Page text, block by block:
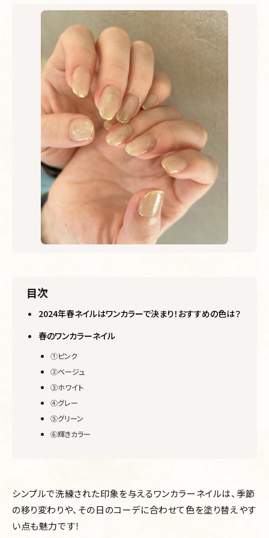
目次
2024年春ネイルはワンカラーで決まり！おすすめの色は？
春のワンカラーネイル
➀ピンク
②ベージュ
③ホワイト
④グレー
⑤グリーン
⑥輝きカラー
シンプルで洗練された印象を与えるワンカラーネイルは、季節
の移り変わりや、その日のコーデに合わせて色を塗り替えやす
い点も魅力です！